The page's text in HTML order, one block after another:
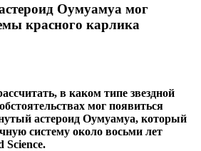
Оумуамуа мог
красного карлика
в каком типе звездной
мог появиться
астероид Оумуамуа, который
систему около восьми лет
Science.